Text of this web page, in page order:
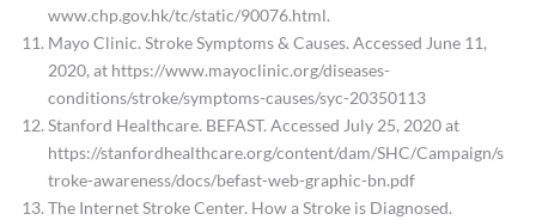
www.chp.gov.hk/tc/static/90076.html.
Mayo Clinic. Stroke Symptoms & Causes. Accessed June 11,
2020, at https://www.mayoclinic.org/diseases-
conditions/stroke/symptoms-causes/syc-20350113
Stanford Healthcare. BEFAST. Accessed July 25, 2020 at
https://stanfordhealthcare.org/content/dam/SHC/Campaign/s
troke-awareness/docs/befast-web-graphic-bn.pdf
The Internet Stroke Center. How a Stroke is Diagnosed.